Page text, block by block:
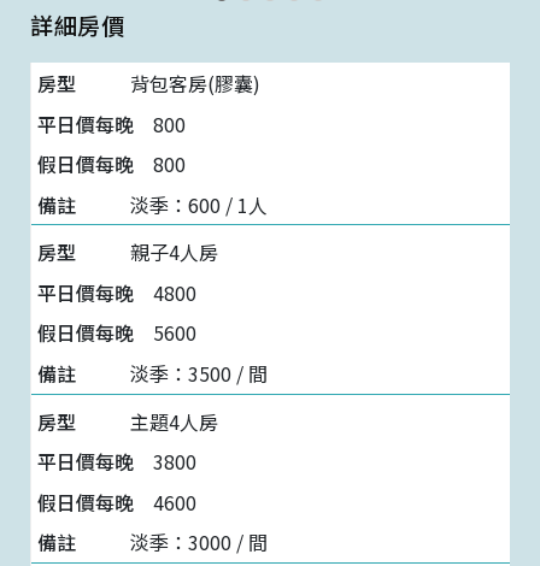
詳細房價
背包客房(膠囊)
800
800
淡季：600 / 1人
親子4人房
4800
5600
淡季：3500 / 間
主題4人房
3800
4600
淡季：3000 / 間